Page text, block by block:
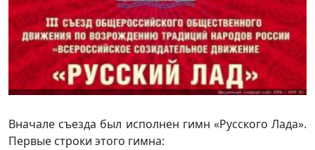
Вначале съезда был исполнен гимн «Русского Лада».
Первые строки этого гимна: